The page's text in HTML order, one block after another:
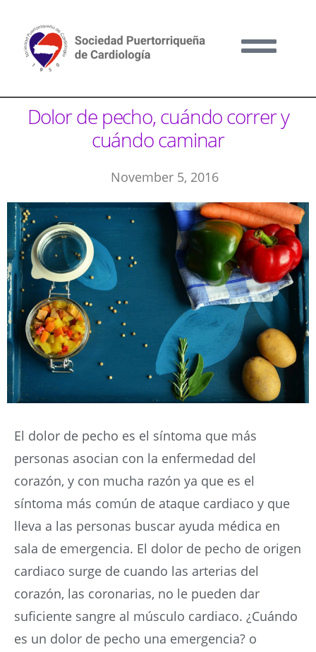
Dolor de pecho, cuándo correr y
cuándo caminar
November 5, 2016
El dolor de pecho es el síntoma que más
personas asocian con la enfermedad del
corazón, y con mucha razón ya que es el
síntoma más común de ataque cardiaco y que
lleva a las personas buscar ayuda médica en
sala de emergencia. El dolor de pecho de origen
cardiaco surge de cuando las arterias del
corazón, las coronarias, no le pueden dar
suficiente sangre al músculo cardiaco. ¿Cuándo
es un dolor de pecho una emergencia? o